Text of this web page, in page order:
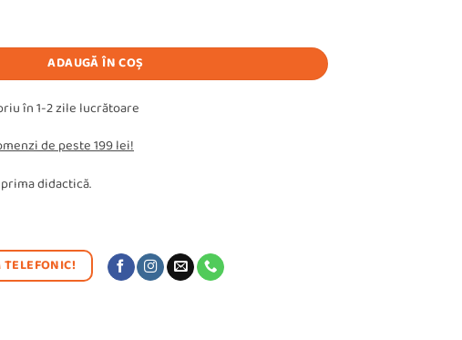
Magic Clay - 12 culori
ADAUGĂ ÎN COȘ
în 1-2 zile lucrătoare
de peste 199 lei!
didactică.